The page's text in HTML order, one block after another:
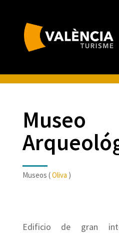
Museo
Museos (Oliva )
Edificio de gran